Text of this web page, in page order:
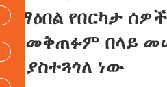
ማዕበል የበርካታ
ከመቅጠፉም በላይ
እያስተጓጎለ ነው